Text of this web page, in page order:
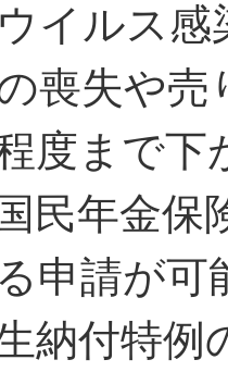
イルス
喪失や
度まで
民年金保
申請が可
納付特例